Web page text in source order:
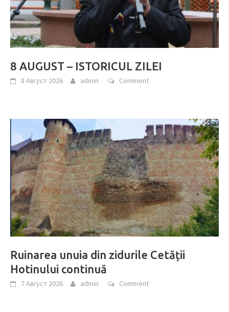
8 AUGUST – ISTORICUL ZILEI
8 Август 2026 admin Comment
Ruinarea unuia din zidurile Cetății
Hotinului continuă
7 Август 2026 admin Comment